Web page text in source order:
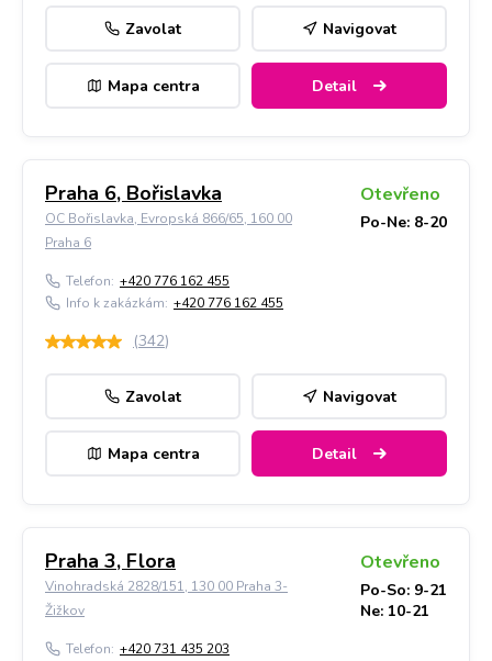
Zavolat Navigovat
Mapa centra Detail
Praha 6, Bořislavka
OC Bořislavka, Evropská 866/65, 160 00
Praha 6
Otevřeno
Po-Ne: 8-20
Telefon: +420 776 162 455
Info k zakázkám: +420 776 162 455
(342)
Zavolat Navigovat
Mapa centra Detail
Praha 3, Flora
Vinohradská 2828/151, 130 00 Praha 3-
Žižkov
Otevřeno
Po-So: 9-21
Ne: 10-21
Telefon: +420 731 435 203